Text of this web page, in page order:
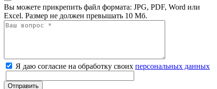
Вы можете прикрепить файл формата: JPG, PDF, Word или
Excel. Размер не должен превышать 10 Мб.
Я даю согласие на обработку своих персональных данных